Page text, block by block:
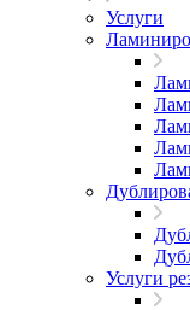
Услуги
Услуги